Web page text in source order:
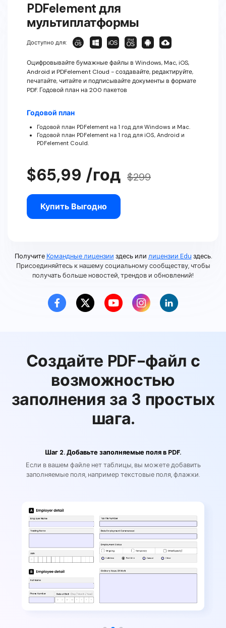
PDFelement для
мультиплатформы
Доступно для:
Оцифровывайте бумажные файлы в Windows, Mac, iOS,
Android и PDFelement Cloud - создавайте, редактируйте,
печатайте, читайте и подписывайте документы в формате
PDF. Годовой план на 200 пакетов
Годовой план
Годовой план PDFelement на 1 год для Windows и Mac.
Годовой план PDFelement на 1 год для iOS, Android и
PDFelement Could.
$65,99 /год $299
Купить Выгодно
Получите Командные лицензии здесь или лицензии Edu здесь.
Присоединяйтесь к нашему социальному сообществу, чтобы
получать больше новостей, трендов и обновлений!
Создайте PDF-файл с
возможностью
заполнения за 3 простых
шага.
Шаг 2. Добавьте заполняемые поля в PDF.
Если в вашем файле нет таблицы, вы можете добавить
заполняемые поля, например текстовые поля, флажки.